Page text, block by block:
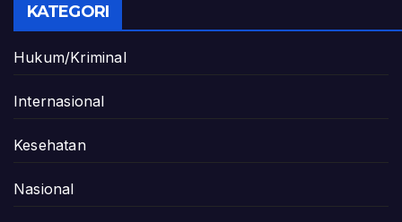
KATEGORI
Hukum/Kriminal
Internasional
Kesehatan
Nasional